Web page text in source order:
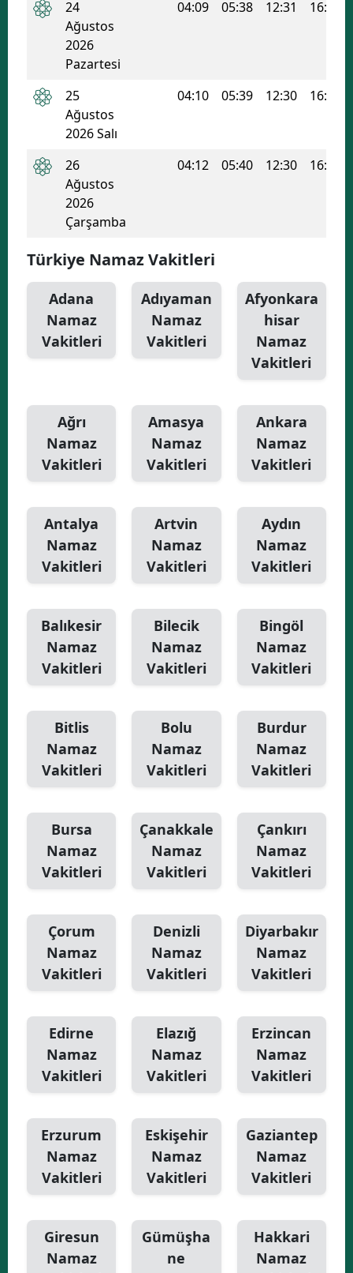
Aksaray
Karaman
Bartın
Ardahan
Yalova
Karabük
Kilis
Osmaniye
Düzce
24
Ağustos
2026
Pazartesi
04:09 05:38 12:31 16:14
25
Ağustos
2026 Salı
04:10 05:39 12:30 16:13
26
Ağustos
2026
Çarşamba
04:12 05:40 12:30 16:12
Türkiye Namaz Vakitleri
Adana
Namaz
Vakitleri
Adıyaman
Namaz
Vakitleri
Afyonkara
hisar
Namaz
Vakitleri
Ağrı
Namaz
Vakitleri
Amasya
Namaz
Vakitleri
Ankara
Namaz
Vakitleri
Antalya
Namaz
Vakitleri
Artvin
Namaz
Vakitleri
Aydın
Namaz
Vakitleri
Balıkesir
Namaz
Vakitleri
Bilecik
Namaz
Vakitleri
Bingöl
Namaz
Vakitleri
Bitlis
Namaz
Vakitleri
Bolu
Namaz
Vakitleri
Burdur
Namaz
Vakitleri
Bursa
Namaz
Vakitleri
Çanakkale
Namaz
Vakitleri
Çankırı
Namaz
Vakitleri
Çorum
Namaz
Vakitleri
Denizli
Namaz
Vakitleri
Diyarbakır
Namaz
Vakitleri
Edirne
Namaz
Vakitleri
Elazığ
Namaz
Vakitleri
Erzincan
Namaz
Vakitleri
Erzurum
Namaz
Vakitleri
Eskişehir
Namaz
Vakitleri
Gaziantep
Namaz
Vakitleri
Giresun
Namaz
Gümüşha
ne
Hakkari
Namaz